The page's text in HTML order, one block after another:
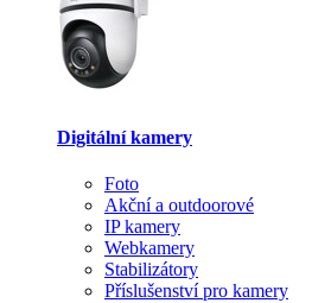
Digitální kamery
Foto
Akční a outdoorové
IP kamery
Webkamery
Stabilizátory
Příslušenství pro kamery